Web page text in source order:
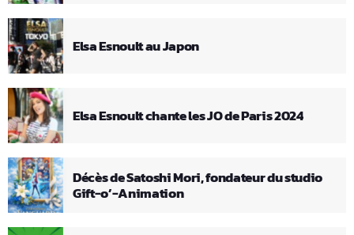
Elsa Esnoult au Japon
Elsa Esnoult chante les JO de Paris 2024
Décès de Satoshi Mori, fondateur du studio
Gift-o’-Animation